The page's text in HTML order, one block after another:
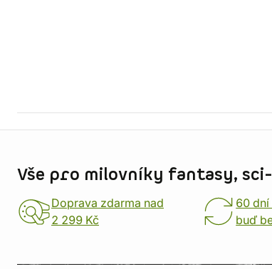
Vše pro milovníky fantasy,
Doprava zdarma nad
2 299 Kč
60 dní
buď